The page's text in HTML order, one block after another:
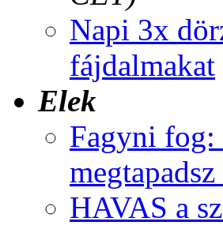
Napi 3x
fájdalmakat
Elek
Fagyni fog:
HAVAS a